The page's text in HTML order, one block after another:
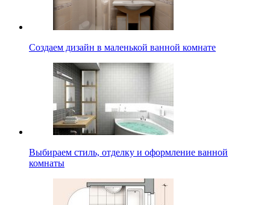
Создаем дизайн в маленькой ванной комнате
Выбираем стиль, отделку и оформление ванной
комнаты